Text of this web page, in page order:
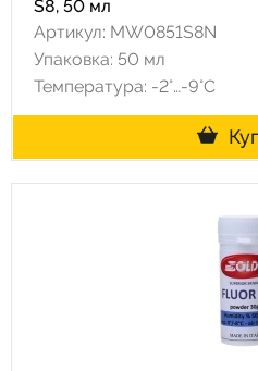
S8, 50 мл
Артикул: MW0851S8N
Упаковка: 50 мл
Температура: -2°…-9°C